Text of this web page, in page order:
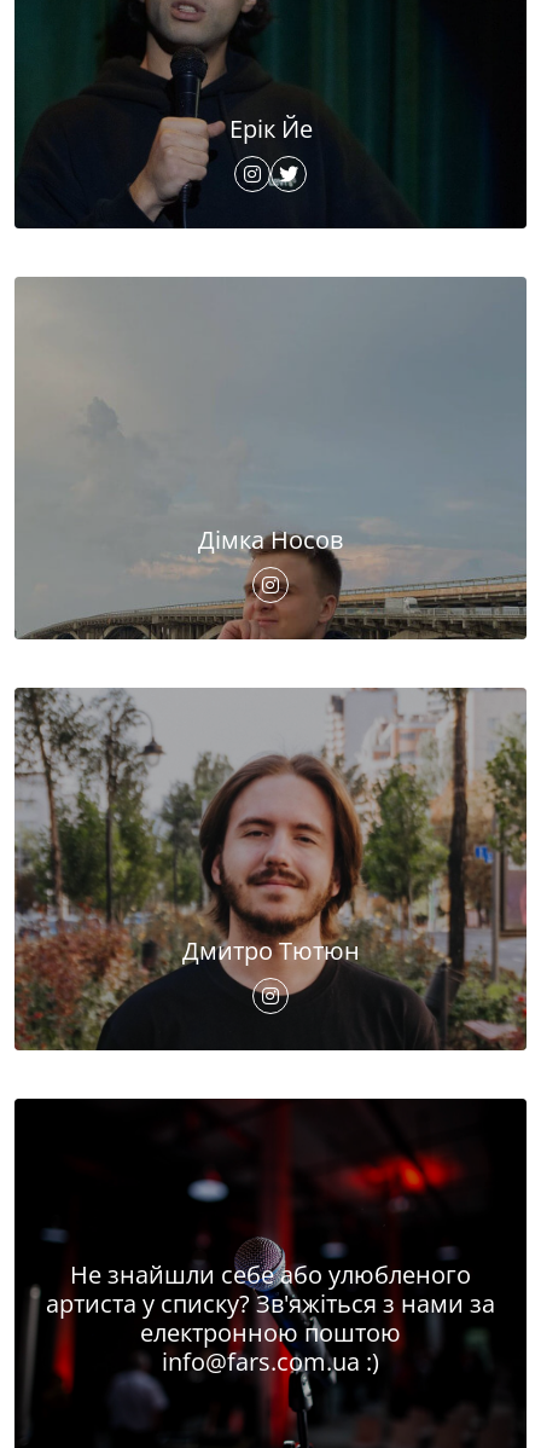
Ерік Йе
Дімка Носов
Дмитро Тютюн
Не знайшли себе або улюбленого
артиста у списку? Зв'яжіться з нами за
електронною поштою
info@fars.com.ua :)